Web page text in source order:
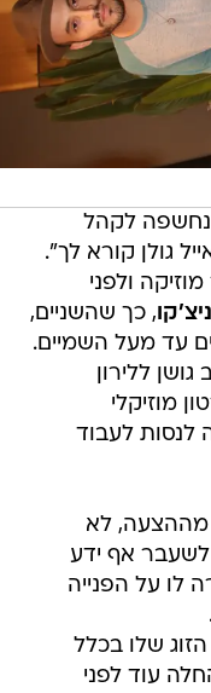
סדר: אלביליה בת ה-21, נחשפה לקהל
גולן קורא לך".
ולפני
, כך שהשניים,
עד מעל השמיים.
ללירון
מוזיקלי
לנסות לעבוד
מההצעה, לא
לשעבר אף ידע
לו על הפנייה
שלו בכלל
עוד לפני